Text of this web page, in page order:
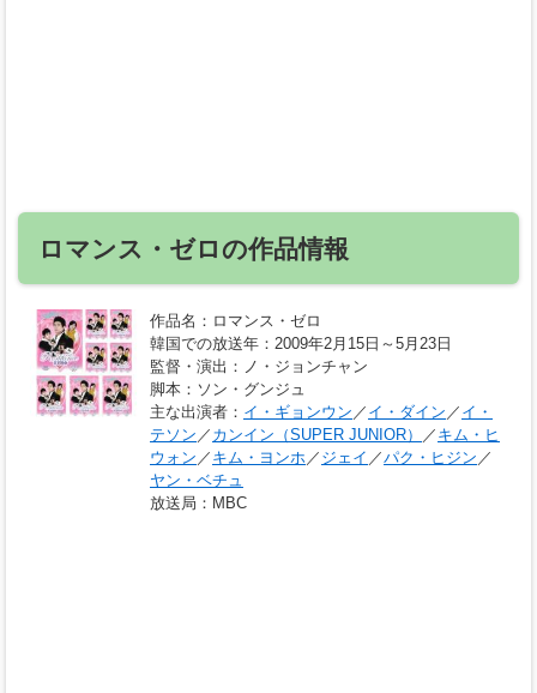
ロマンス・ゼロの作品情報
作品名 ：ロマンス・ゼロ
韓国での放送年 ：2009年2月15日～5月23日
監督・演出 ：ノ・ジョンチャン
脚本 ：ソン・グンジュ
主な出演者 ： イ・ギョンウン ／ イ・ダイン ／ イ・
テソン ／ カンイン（SUPER JUNIOR） ／ キム・ヒ
ウォン ／ キム・ヨンホ ／ ジェイ ／パク・ヒジン ／
ヤン・ベチュ
放送局 ：MBC